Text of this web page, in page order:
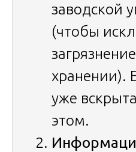
заводской
(чтобы
хранении).
уже
этом.